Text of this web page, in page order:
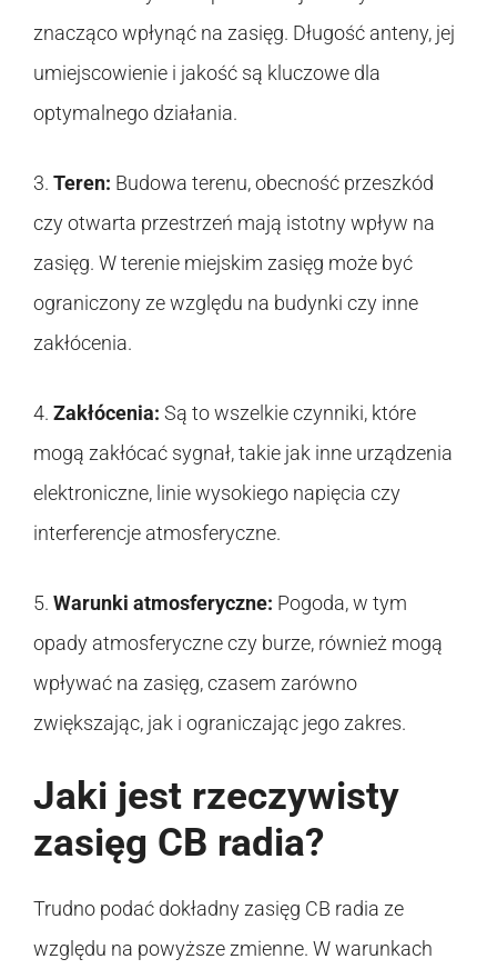
znacząco wpłynąć na zasięg. Długość anteny, jej
umiejscowienie i jakość są kluczowe dla
optymalnego działania.
3. Teren: Budowa terenu, obecność przeszkód
czy otwarta przestrzeń mają istotny wpływ na
zasięg. W terenie miejskim zasięg może być
ograniczony ze względu na budynki czy inne
zakłócenia.
4. Zakłócenia: Są to wszelkie czynniki, które
mogą zakłócać sygnał, takie jak inne urządzenia
elektroniczne, linie wysokiego napięcia czy
interferencje atmosferyczne.
5. Warunki atmosferyczne: Pogoda, w tym
opady atmosferyczne czy burze, również mogą
wpływać na zasięg, czasem zarówno
zwiększając, jak i ograniczając jego zakres.
Jaki jest rzeczywisty
zasięg CB radia?
Trudno podać dokładny zasięg CB radia ze
względu na powyższe zmienne. W warunkach